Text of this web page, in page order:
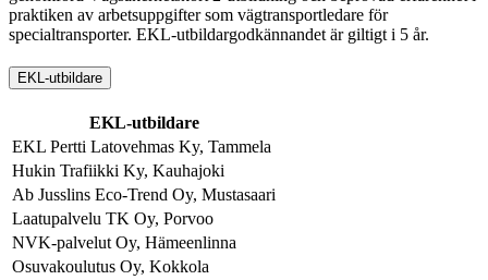
praktiken av arbetsuppgifter som vägtransportledare för
specialtransporter. EKL-utbildargodkännandet är giltigt i 5 år.
EKL-utbildare
EKL-utbildare
EKL Pertti Latovehmas Ky, Tammela
Hukin Trafiikki Ky, Kauhajoki
Ab Jusslins Eco-Trend Oy, Mustasaari
Laatupalvelu TK Oy, Porvoo
NVK-palvelut Oy, Hämeenlinna
Osuvakoulutus Oy, Kokkola